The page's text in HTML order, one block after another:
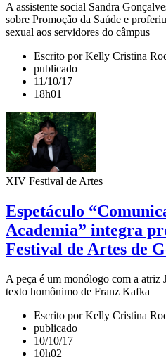
A assistente social Sandra
sobre Promoção da Saúde e
sexual aos servidores do câmpus
Escrito por Kelly Cristina
publicado
11/10/17
18h01
XIV Festival de Artes
Espetáculo
Academia” integra
Festival de Artes de
A peça é um monólogo com a atriz
texto homônimo de Franz Kafka
Escrito por Kelly Cristina
publicado
10/10/17
10h02